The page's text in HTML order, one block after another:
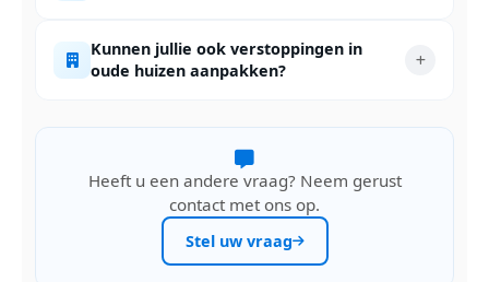
Kunnen jullie ook verstoppingen in
oude huizen aanpakken?
Heeft u een andere vraag? Neem gerust
contact met ons op.
Stel uw vraag